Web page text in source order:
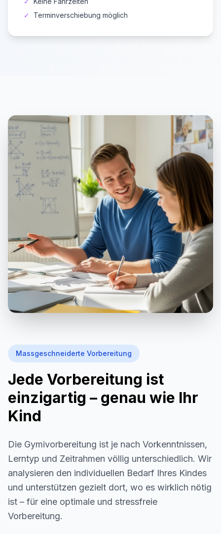
✓
Terminverschiebung möglich
Massgeschneiderte Vorbereitung
Jede Vorbereitung ist
einzigartig – genau wie Ihr
Kind
Die Gymivorbereitung ist je nach Vorkenntnissen,
Lerntyp und Zeitrahmen völlig unterschiedlich. Wir
analysieren den individuellen Bedarf Ihres Kindes
und unterstützen gezielt dort, wo es wirklich nötig
ist – für eine optimale und stressfreie
Vorbereitung.